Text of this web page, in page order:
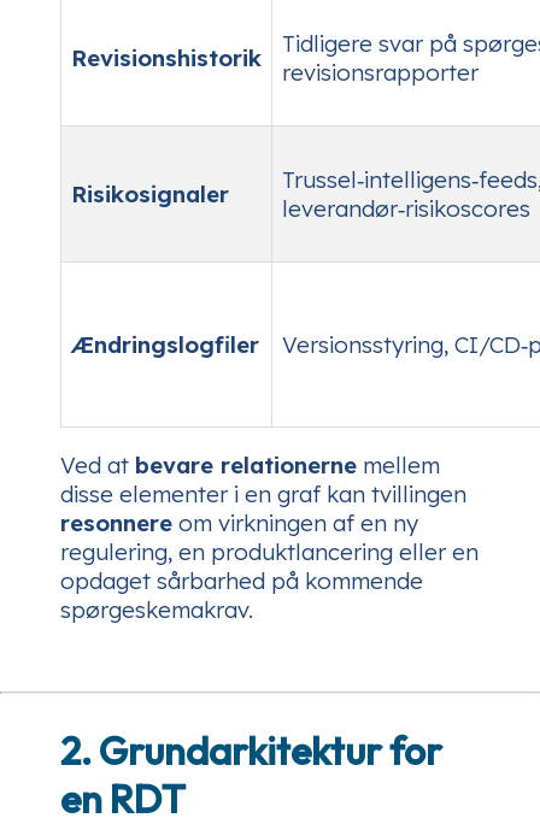
Revisionshistorik
Tidligere svar på
revisionsrapporter
Risikosignaler
leverandør‑risikoscores
Ændringslogfiler Versionsstyring, CI/
Ved at bevare relationerne mellem
disse elementer i en graf kan tvillingen
resonnere om virkningen af en ny
regulering, en produktlancering eller en
opdaget sårbarhed på kommende
spørgeskemakrav.
2. Grundarkitektur for
en RDT